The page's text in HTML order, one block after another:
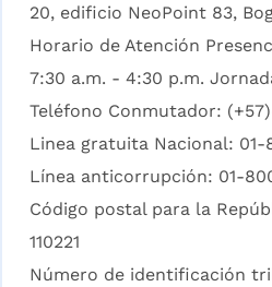
20, edificio NeoPoint 83,
Horario de Atención
7:30 a.m. - 4:30 p.m.
Teléfono Conmutador:
Linea gratuita Nacional: 01-
Línea anticorrupción: 01-
Código postal para la
110221
Número de identificación